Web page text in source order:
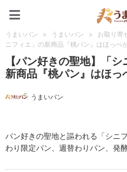
うまいパン > うまいパン > お取り寄
ニフィエ」の新商品『桃パン』はほっぺ
【パン好きの聖地】「
新商品『桃パン』はほ
うまいパン
パン好きの聖地と謳われる「シニ
わり限定パン、週替わりパン、発